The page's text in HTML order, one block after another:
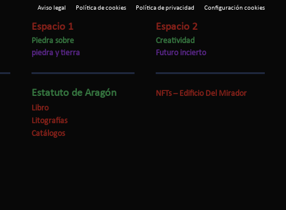
Espacio 1
Piedra sobre
piedra y tierra
Estatuto de Aragón
Libro
Litografías
Catálogos
Espacio 2
Creatividad
Futuro incierto
NFTs – Edificio Del Mirador
Aviso legal Política de cookies Política de privacidad Configuración cookies